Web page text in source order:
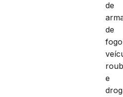
de
de
e